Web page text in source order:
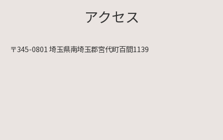
アクセス
〒345-0801 埼玉県南埼玉郡宮代町百間1139